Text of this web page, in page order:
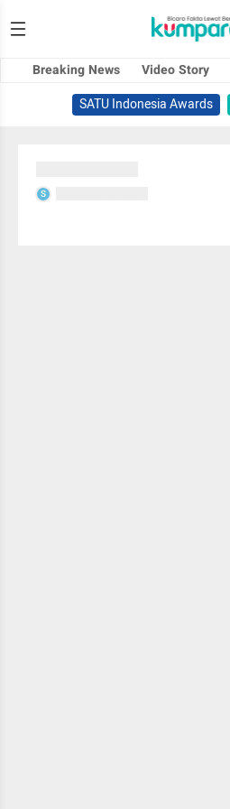
Breaking News Video Story
SATU Indonesia Awards
S